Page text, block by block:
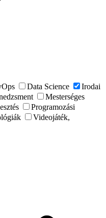
Data Science
Irodai
Mesterséges
Programozási
Videojáték,